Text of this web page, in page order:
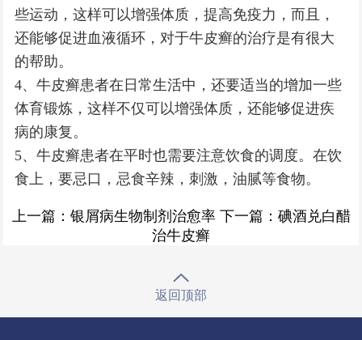
些运动，这样可以增强体质，提高免疫力，而且，
还能够促进血液循环，对于牛皮癣的治疗是有很大
的帮助。
4、牛皮癣患者在日常生活中，还要适当的增加一些
体育锻炼，这样不仅可以增强体质，还能够促进疾
病的康复。
5、牛皮癣患者在平时也需要注意饮食的调度。在饮
食上，要忌口，忌食辛辣，刺激，油腻等食物。
上一篇： 银屑病生物制剂治愈率下一篇： 碘酒兑白醋
治牛皮癣
返回顶部